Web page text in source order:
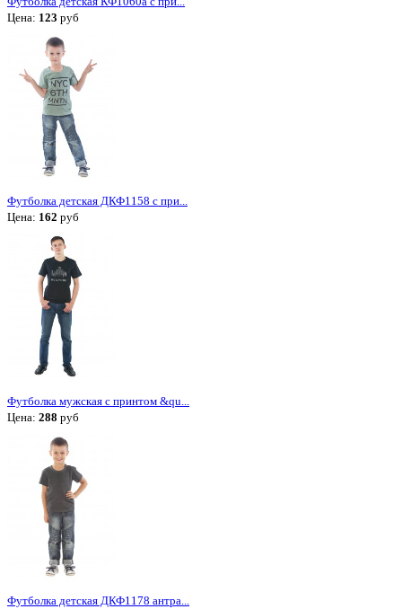
Цена: 123 руб
Футболка детская ДКФ1158 с при...
Цена: 162 руб
Футболка мужская с принтом &qu...
Цена: 288 руб
Футболка детская ДКФ1178 антра...